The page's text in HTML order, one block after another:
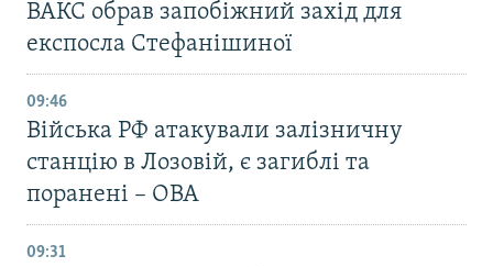
ВАКС обрав запобіжний захід для
експосла Стефанішиної
09:46
Війська РФ атакували залізничну
станцію в Лозовій, є загиблі та
поранені – ОВА
09:31